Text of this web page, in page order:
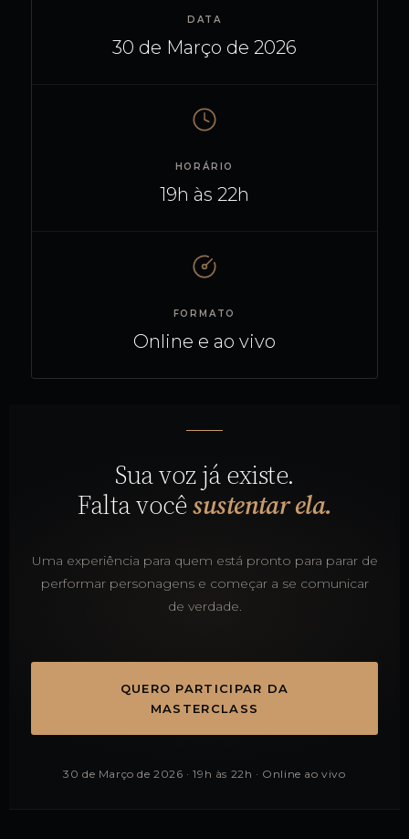
DATA
30 de Março de 2026
HORÁRIO
19h às 22h
FORMATO
Online e ao vivo
Sua voz já existe.
Falta vocêsustentar ela.
Uma experiência para quem está pronto para parar de
performar personagens e começar a se comunicar
de verdade.
QUERO PARTICIPAR DA
MASTERCLASS
30 de Março de 2026 · 19h às 22h · Online ao vivo